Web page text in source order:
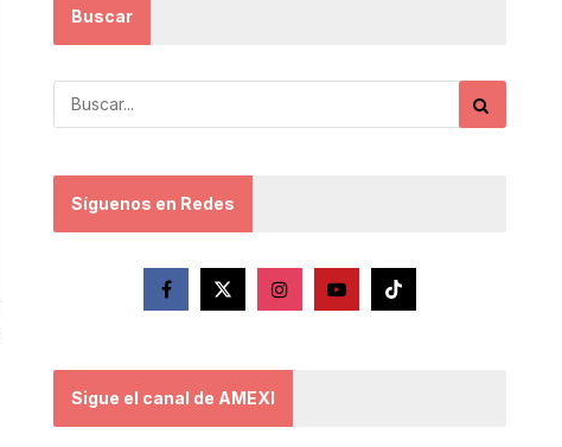
Buscar
Síguenos en Redes
Sigue el canal de AMEXI